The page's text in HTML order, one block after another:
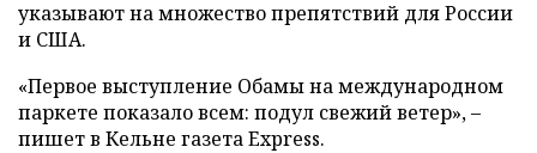
указывают на множество препятствий для России
и США.
«Первое выступление Обамы на международном
паркете показало всем: подул свежий ветер», –
пишет в Кельне газета Express.